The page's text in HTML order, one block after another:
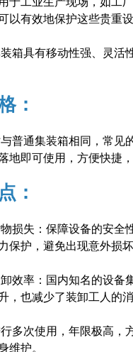
以有效地保护这些贵重
动性强、灵活性高、
：
箱相同，常见的尺寸
地即可使用，方便快捷，
：
障设备的安全性是最
保护，避免出现意外损坏
内知名的设备集装箱
，也减少了装卸工人的
，年限极高，方便快
维护。